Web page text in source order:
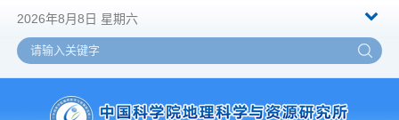
2026年8月8日 星期六